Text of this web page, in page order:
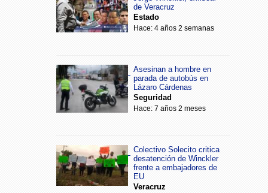
de Veracruz
Estado
Hace: 4 años 2 semanas
Asesinan a hombre en
parada de autobús en
Lázaro Cárdenas
Seguridad
Hace: 7 años 2 meses
Colectivo Solecito critica
desatención de Winckler
frente a embajadores de
EU
Veracruz